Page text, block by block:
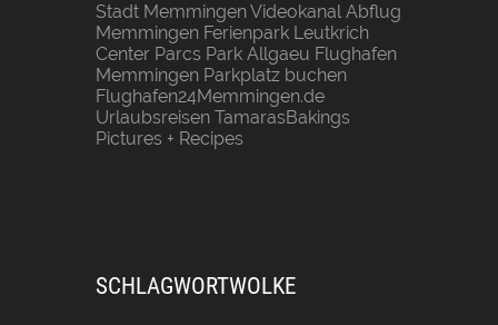
Stadt MemmingenVideokanal Abflug
Memmingen Ferienpark Leutkrich
Center Parcs Park Allgaeu Flughafen
Memmingen Parkplatz buchen
Flughafen24Memmingen.de
Urlaubsreisen TamarasBakings
Pictures + Recipes
SCHLAGWORTWOLKE